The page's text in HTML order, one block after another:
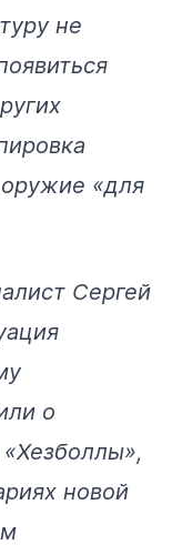
не
«для
Сергей
о
новой